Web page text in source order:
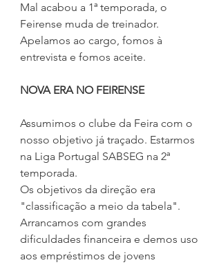
Mal acabou a 1ª temporada, o
Feirense muda de treinador.
Apelamos ao cargo, fomos à
entrevista e fomos aceite.
NOVA ERA NO FEIRENSE
Assumimos o clube da Feira com o
nosso objetivo já traçado. Estarmos
na Liga Portugal SABSEG na 2ª
temporada.
Os objetivos da direção era
"classificação a meio da tabela".
Arrancamos com grandes
dificuldades financeira e demos uso
aos empréstimos de jovens